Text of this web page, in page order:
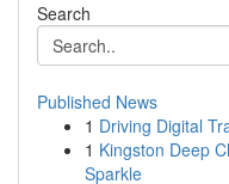
Search
Published News
1 Driving Digital
1 Kingston Deep
Sparkle